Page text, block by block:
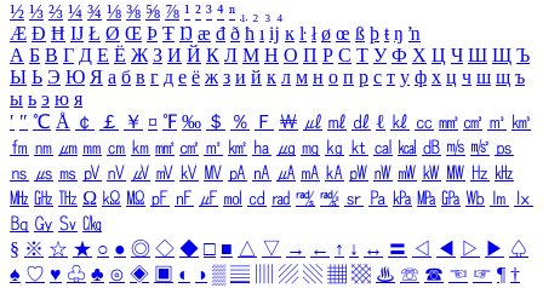
½ ⅓ ⅔ ¼ ¾ ⅛ ⅜ ⅝ ⅞ ¹ ² ³ ⁴ ⁿ ₁ ₂ ₃ ₄
Æ Ð Ħ Ĳ Ł Ø Œ Þ Ŧ Ŋ æ đ ð ħ ı ĳ ĸ ŀ ł ø œ ß þ ŧ ŋ ŉ
А Б В Г Д Е Ё Ж З И Й К Л М Н О П Р С Т У Ф Х Ц Ч Ш Щ Ъ
Ы Ь Э Ю Я а б в г д е ё ж з и й к л м н о п р с т у ф х ц ч ш щ ъ
ы ь э ю я
′ ″ ℃ Å ￠ ￡ ￥ ¤ ℉ ‰ ＄ ％ Ｆ ￦ ㎕ ㎖ ㎗ ℓ ㎘ ㏄ ㎣ ㎤ ㎥ ㎦
㎙ ㎚ ㎛ ㎜ ㎝ ㎞ ㎟ ㎠ ㎡ ㎢ ㏊ ㎍ ㎎ ㎏ ㏏ ㎈ ㎉ ㏈ ㎧ ㎨ ㎰
㎱ ㎲ ㎳ ㎴ ㎵ ㎶ ㎷ ㎸ ㎹ ㎀ ㎁ ㎂ ㎃ ㎄ ㎺ ㎻ ㎽ ㎾ ㎿ ㎐ ㎑
㎒ ㎓ ㎔ Ω ㏀ ㏁ ㎊ ㎋ ㎌ ㏖ ㏅ ㎭ ㎮ ㎯ ㏛ ㎩ ㎪ ㎫ ㎬ ㏝ ㏐
㏓
㏃ ㏉ ㏜ ㏆
§ ※ ☆ ★ ○ ● ◎ ◇ ◆ □ ■ △ ▽ → ← ↑ ↓ ↔ 〓 ◁ ◀ ▷ ▶ ♤
♠ ♡ ♥ ♧ ♣ ⊙ ◈ ▣ ◐ ◑ ▒ ▤ ▨ ▧ ▦ ▩ ♨ ☏ ☎ ☜ ☞ ¶ †